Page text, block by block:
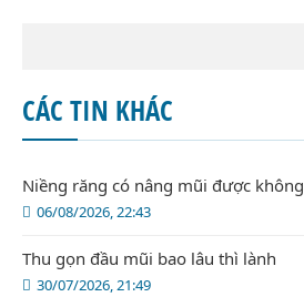
CÁC TIN KHÁC
06/08/2026, 22:43
Niềng răng có nâng mũi được không
30/07/2026, 21:49
Thu gọn đầu mũi bao lâu thì lành